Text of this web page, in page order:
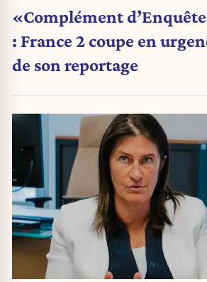
«Complément
: France 2 coupe en
de son reportage